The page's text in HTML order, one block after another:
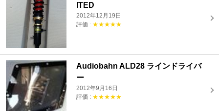
ITED
2012年12月19日
評価 : ★★★★★
Audiobahn ALD28 ラインドライバ
ー
2012年9月16日
評価 : ★★★★★